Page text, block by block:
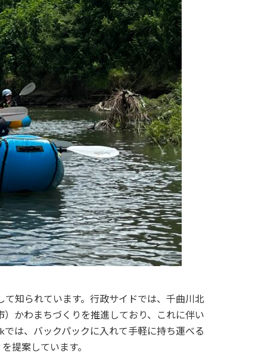
知られています。行政サイドでは、千曲川北
かわまちづくりを推進しており、これに伴い
は、バックパックに入れて手軽に持ち運べる
提案しています。